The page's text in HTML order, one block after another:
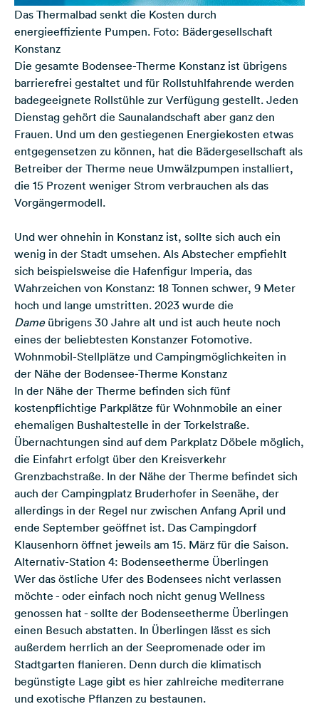
Das Thermalbad senkt die Kosten durch
energieeffiziente Pumpen. Foto: Bädergesellschaft
Konstanz
Die gesamte Bodensee-Therme Konstanz ist übrigens
barrierefrei gestaltet und für Rollstuhlfahrende werden
badegeeignete Rollstühle zur Verfügung gestellt. Jeden
Dienstag gehört die Saunalandschaft aber ganz den
Frauen. Und um den gestiegenen Energiekosten etwas
entgegensetzen zu können, hat die Bädergesellschaft als
Betreiber der Therme neue Umwälzpumpen installiert,
die 15 Prozent weniger Strom verbrauchen als das
Vorgängermodell.
Und wer ohnehin in Konstanz ist, sollte sich auch ein
wenig in der Stadt umsehen. Als Abstecher empfiehlt
sich beispielsweise die Hafenfigur Imperia, das
Wahrzeichen von Konstanz: 18 Tonnen schwer, 9 Meter
hoch und lange umstritten. 2023 wurde die
Dameübrigens 30 Jahre alt und ist auch heute noch
eines der beliebtesten Konstanzer Fotomotive.
Wohnmobil-Stellplätze und Campingmöglichkeiten in
der Nähe der Bodensee-Therme Konstanz
In der Nähe der Therme befinden sich fünf
kostenpflichtige Parkplätze für Wohnmobile an einer
ehemaligen Bushaltestelle in der Torkelstraße.
Übernachtungen sind auf dem Parkplatz Döbele möglich,
die Einfahrt erfolgt über den Kreisverkehr
Grenzbachstraße. In der Nähe der Therme befindet sich
auch der Campingplatz Bruderhofer in Seenähe, der
allerdings in der Regel nur zwischen Anfang April und
ende September geöffnet ist. Das Campingdorf
Klausenhorn öffnet jeweils am 15. März für die Saison.
Alternativ-Station 4: Bodenseetherme Überlingen
Wer das östliche Ufer des Bodensees nicht verlassen
möchte - oder einfach noch nicht genug Wellness
genossen hat - sollte der Bodenseetherme Überlingen
einen Besuch abstatten. In Überlingen lässt es sich
außerdem herrlich an der Seepromenade oder im
Stadtgarten flanieren. Denn durch die klimatisch
begünstigte Lage gibt es hier zahlreiche mediterrane
und exotische Pflanzen zu bestaunen.